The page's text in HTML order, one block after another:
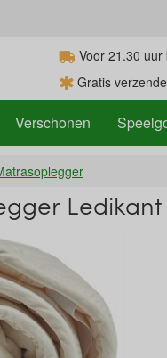
Voor 21.30 uur
Gratis
Verschonen